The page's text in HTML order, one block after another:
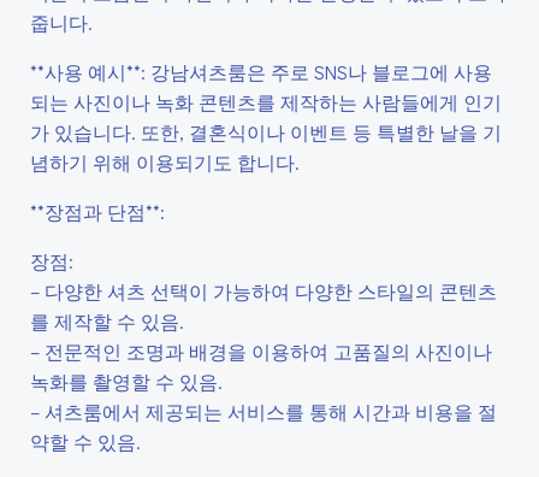
줍니다.
**사용 예시**: 강남셔츠룸은 주로 SNS나 블로그에 사용
되는 사진이나 녹화 콘텐츠를 제작하는 사람들에게 인기
가 있습니다. 또한, 결혼식이나 이벤트 등 특별한 날을 기
념하기 위해 이용되기도 합니다.
**장점과 단점**:
장점:
– 다양한 셔츠 선택이 가능하여 다양한 스타일의 콘텐츠
를 제작할 수 있음.
– 전문적인 조명과 배경을 이용하여 고품질의 사진이나
녹화를 촬영할 수 있음.
– 셔츠룸에서 제공되는 서비스를 통해 시간과 비용을 절
약할 수 있음.